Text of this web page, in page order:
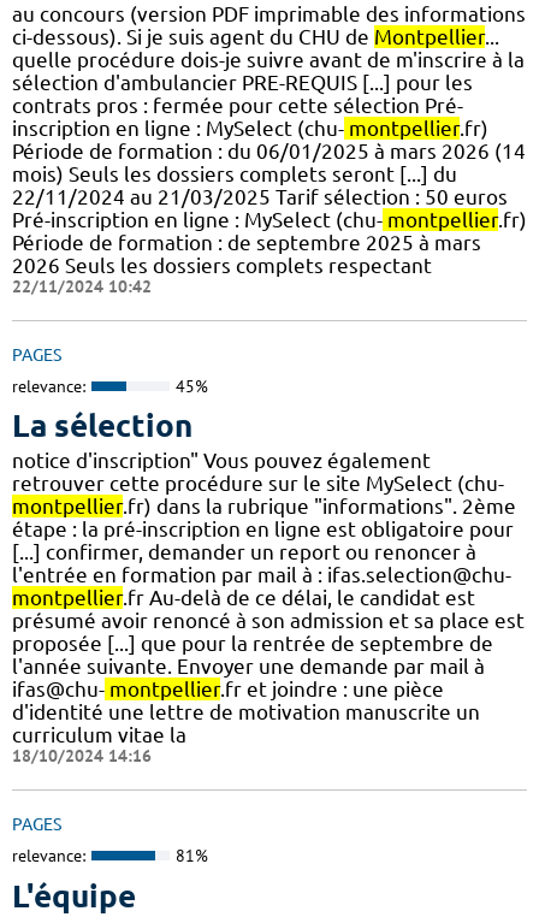
au concours (version PDF imprimable des informations
ci-dessous). Si je suis agent du CHU de Montpellier...
quelle procédure dois-je suivre avant de m'inscrire à la
sélection d'ambulancier PRE-REQUIS [...] pour les
contrats pros : fermée pour cette sélection Pré-
inscription en ligne : MySelect (chu- montpellier.fr)
Période de formation : du 06/01/2025 à mars 2026 (14
mois) Seuls les dossiers complets seront [...] du
22/11/2024 au 21/03/2025 Tarif sélection : 50 euros
Pré-inscription en ligne : MySelect (chu- montpellier.fr)
Période de formation : de septembre 2025 à mars
2026 Seuls les dossiers complets respectant
22/11/2024 10:42
PAGES
relevance: 45%
La sélection
notice d'inscription" Vous pouvez également
retrouver cette procédure sur le site MySelect (chu-
montpellier.fr) dans la rubrique "informations". 2ème
étape : la pré-inscription en ligne est obligatoire pour
[...] confirmer, demander un report ou renoncer à
l'entrée en formation par mail à : ifas.selection@chu-
montpellier.fr Au-delà de ce délai, le candidat est
présumé avoir renoncé à son admission et sa place est
proposée [...] que pour la rentrée de septembre de
l'année suivante. Envoyer une demande par mail à
ifas@chu- montpellier.fr et joindre : une pièce
d'identité une lettre de motivation manuscrite un
curriculum vitae la
18/10/2024 14:16
PAGES
relevance: 81%
L'équipe